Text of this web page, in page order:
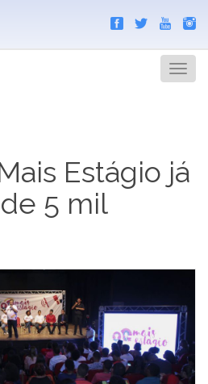
Menu
Estágio já
5 mil